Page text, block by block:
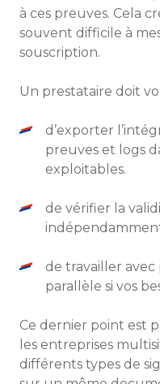
à ces preuves. Cela
souvent difficile à
souscription.
Un prestataire doit
d’exporter
preuves et logs
exploitables.
de vérifier la
de travailler
parallèle si vos
Ce dernier point est
les entreprises
différents types de